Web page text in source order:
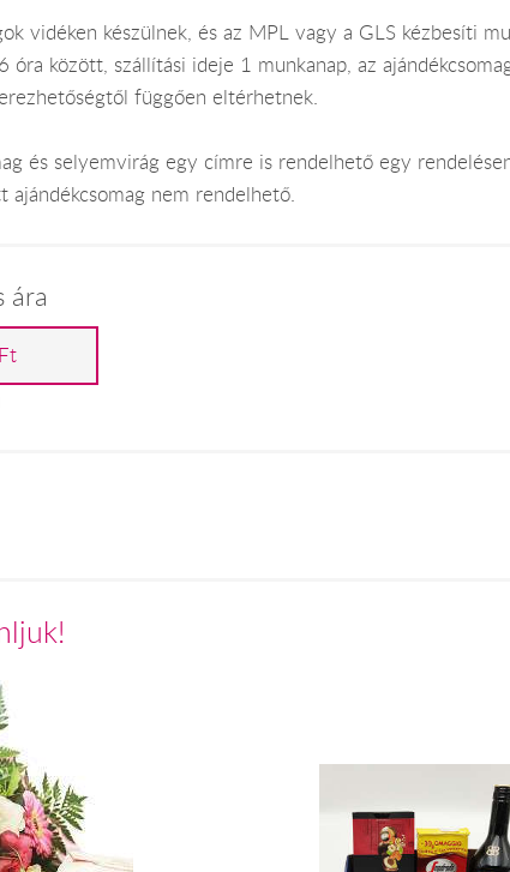
vidéken készülnek, és az MPL vagy a GLS kézbesíti
óra között, szállítási ideje 1 munkanap, az
függően eltérhetnek.
és selyemvirág egy címre is rendelhető egy
ajándékcsomag nem rendelhető.
ára